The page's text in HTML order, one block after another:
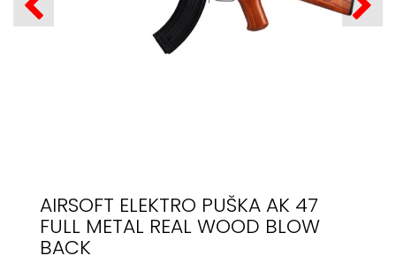
AIRSOFT ELEKTRO PUŠKA AK 47
FULL METAL REAL WOOD BLOW
BACK